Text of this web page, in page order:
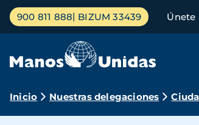
Pasar
contenido
Menú
principal
900 811 888 BIZUM 33439 Únete
Ruta
Inicio Nuestras delegaciones